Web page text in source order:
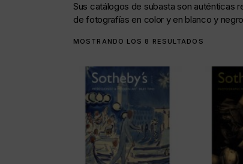
Cámaras de
Cámaras
Cámaras
objetivos
Cámaras
Cámaras
Sus catálogos de subasta son auténticas
de fotografías en color y en blanco y
MOSTRANDO LOS 8 RESULTADOS